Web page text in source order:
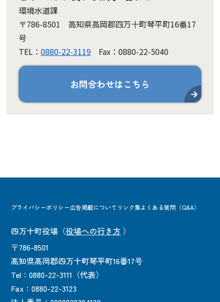
環境水道課
〒786-8501 高知県高岡郡四万十町琴平町16番17
号
TEL：0880-22-3119 Fax：0880-22-5040
お問合わせはこちら
プライバシーポリシー広告掲載について リンク集よくある質問（Q&A）
四万十町役場 （役場への行き方 ）
〒786-8501
高知県高岡郡四万十町琴平町16番17号
Tel：0880-22-3111（代表）
Fax：0880-22-3123